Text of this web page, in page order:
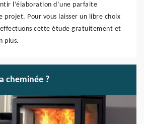
l’élaboration d’une parfaite
projet. Pour vous laisser un libre choix
cette étude gratuitement et
plus.
cheminée ?